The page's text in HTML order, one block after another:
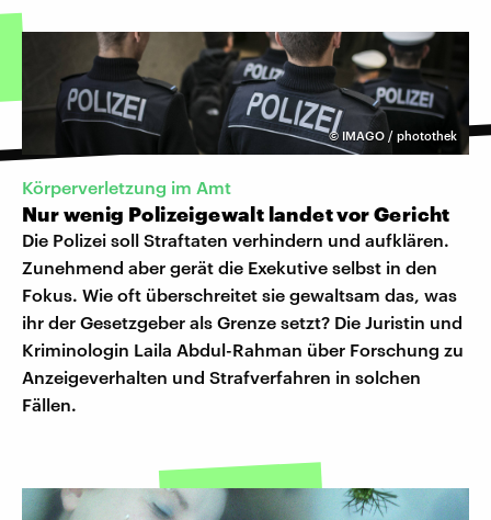
© IMAGO / photothek
Körperverletzung im Amt
Nur wenig Polizeigewalt landet vor Gericht
Die Polizei soll Straftaten verhindern und aufklären.
Zunehmend aber gerät die Exekutive selbst in den
Fokus. Wie oft überschreitet sie gewaltsam das, was
ihr der Gesetzgeber als Grenze setzt? Die Juristin und
Kriminologin Laila Abdul-Rahman über Forschung zu
Anzeigeverhalten und Strafverfahren in solchen
Fällen.